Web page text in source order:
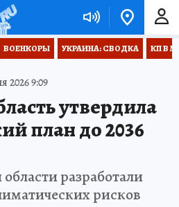
ВОЕНКОРЫ УКРАИНА: СВОДКА КП В
2026 9:09
утвердила
план до 2036
разработали
рисков